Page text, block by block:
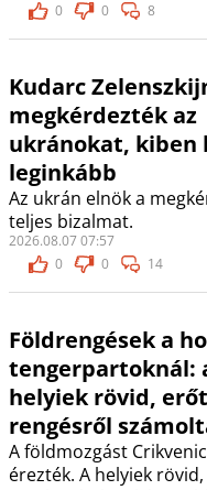
0
0 8
Kudarc
megkérdezték az
ukránokat, kiben
leginkább
Az ukrán elnök a
teljes bizalmat.
2026.08.07 07:57
0
0 14
Földrengések a
tengerpartoknál:
helyiek rövid,
rengésről
A földmozgást
érezték. A helyiek